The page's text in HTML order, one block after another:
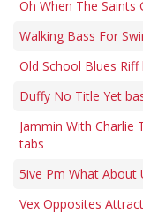
Oh When The Saints
Walking Bass For
Old School Blues Riff
Duffy No Title Yet
Jammin With Charlie
tabs
5ive Pm What About
Vex Opposites